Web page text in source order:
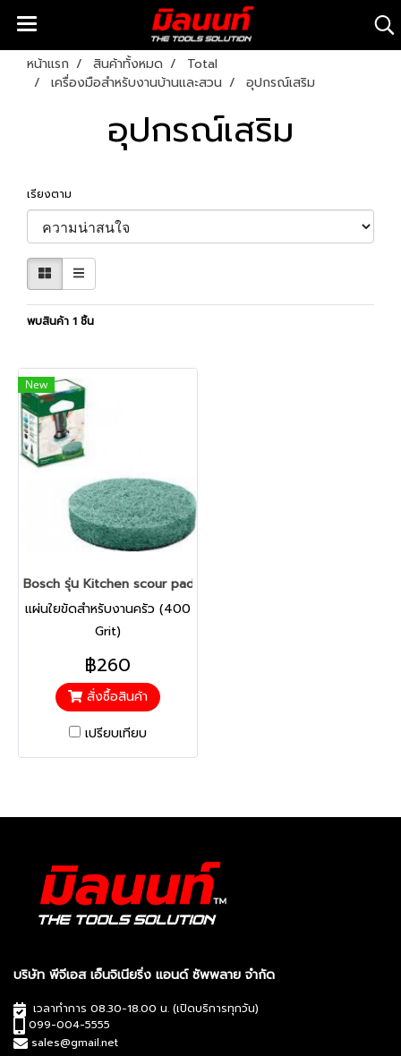
หน้าแรก สินค้าทั้งหมด
Total
เครื่องมือสำหรับงานบ้านและสวน
อุปกรณ์เสริม
อุปกรณ์เสริม
เรียงตาม
พบสินค้า 1 ชิ้น
New
Bosch รุ่น Kitchen scour pad X3 แผ่นใยขัดสำหรับงานครัว (400
แผ่นใยขัดสำหรับงานครัว (400
Grit)
฿260
สั่งซื้อสินค้า
เปรียบเทียบ
บริษัท พีจีเอส เอ็นจิเนียริ่ง แอนด์ ซัพพลาย จำกัด
เวลาทำการ 08.30-18.00 น. (เปิดบริการทุกวัน)
099-004-5555
sales@gmail.net